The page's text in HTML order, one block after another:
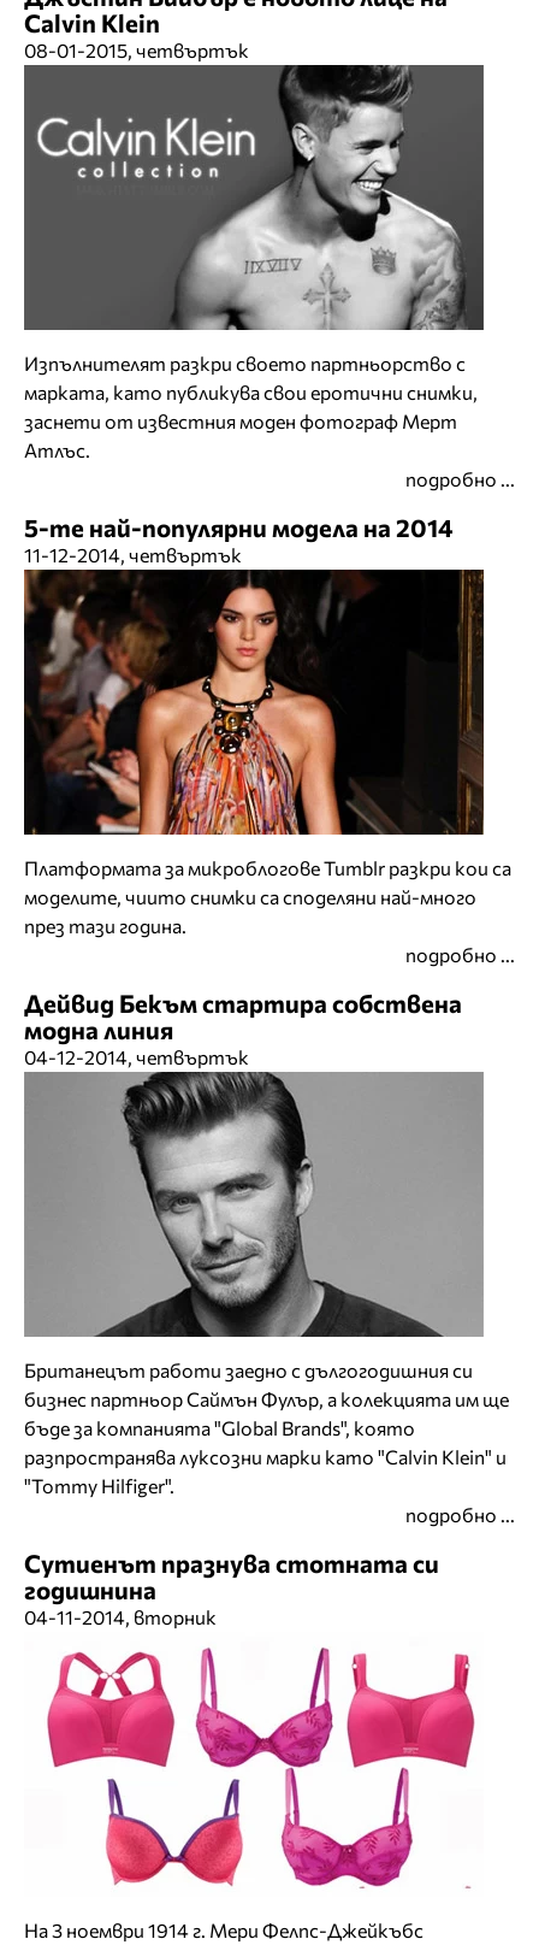
Calvin Klein
08-01-2015, четвъртък
Изпълнителят разкри своето партньорство с
марката, като публикува свои еротични снимки,
заснети от известния моден фотограф Мерт
Атлъс.
подробно ...
5-те най-популярни модела на 2014
11-12-2014, четвъртък
Платформата за микроблогове Tumblr разкри кои са
моделите, чиито снимки са споделяни най-много
през тази година.
подробно ...
Дейвид Бекъм стартира собствена
модна линия
04-12-2014, четвъртък
Британецът работи заедно с дългогодишния си
бизнес партньор Саймън Фулър, а колекцията им ще
бъде за компанията "Global Brands", която
разпространява луксозни марки като "Calvin Klein" и
"Tommy Hilfiger".
подробно ...
Сутиенът празнува стотната си
годишнина
04-11-2014, вторник
На 3 ноември 1914 г. Мери Фелпс-Джейкъбс